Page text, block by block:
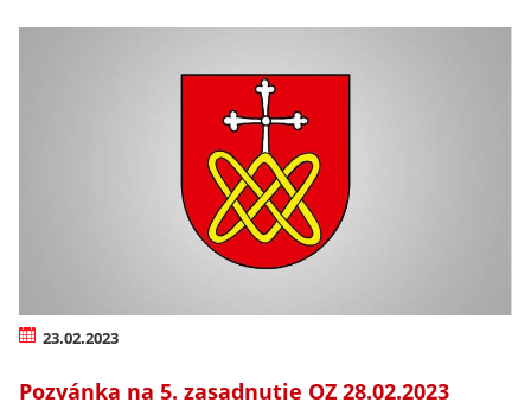
23.02.2023
Pozvánka na 5. zasadnutie OZ 28.02.2023